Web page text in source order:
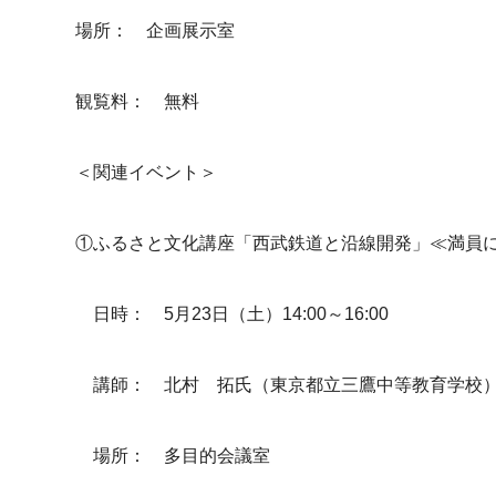
場所： 企画展示室
観覧料： 無料
＜関連イベント＞
①ふるさと文化講座「西武鉄道と沿線開発」≪満員
日時： 5月23日（土）14:00～16:00
講師： 北村 拓氏（東京都立三鷹中等教育学校）
場所： 多目的会議室